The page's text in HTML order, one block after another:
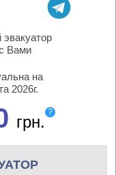
Вами
на
2026г.
грн.
?